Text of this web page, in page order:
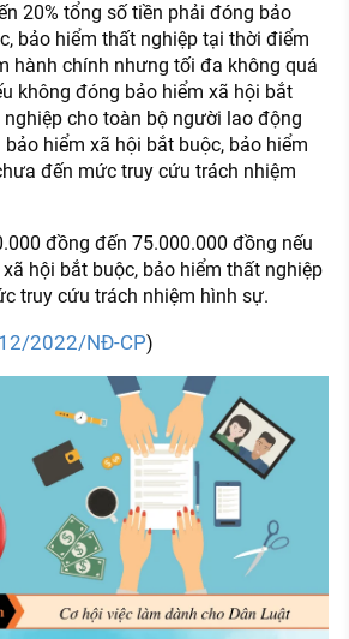
20% tổng số tiền phải đóng bảo
bảo hiểm thất nghiệp tại thời điểm
hành chính nhưng tối đa không quá
không đóng bảo hiểm xã hội bắt
cho toàn bộ người lao động
hiểm xã hội bắt buộc, bảo hiểm
đến mức truy cứu trách nhiệm
đồng đến 75.000.000 đồng nếu
hội bắt buộc, bảo hiểm thất nghiệp
truy cứu trách nhiệm hình sự.
2022/NĐ-CP)